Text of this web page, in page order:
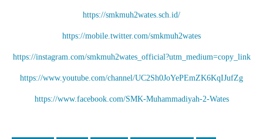
https://smkmuh2wates.sch.id/
https://mobile.twitter.com/smkmuh2wates
https://instagram.com/smkmuh2wates_official?utm_medium=copy_link
https://www.youtube.com/channel/UC2Sh0JoYePEmZK6KqIJufZg
https://www.facebook.com/SMK-Muhammadiyah-2-Wates